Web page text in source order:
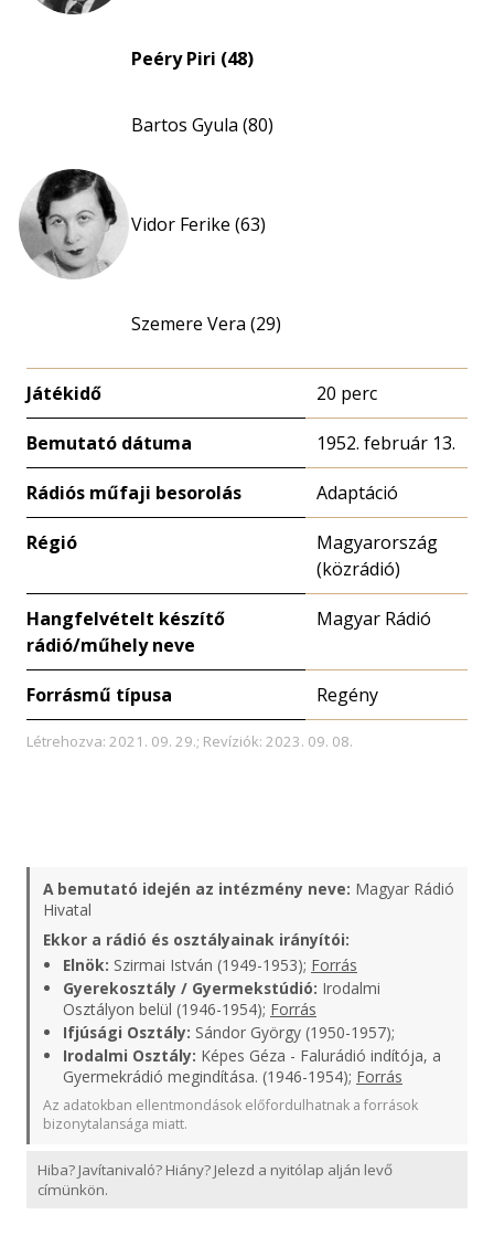
Peéry Piri (48)
Bartos Gyula (80)
Vidor Ferike (63)
Szemere Vera (29)
Játékidő 20 perc
Bemutató dátuma 1952. február 13.
Rádiós műfaji besorolás Adaptáció
Régió
Magyarország
(közrádió)
Hangfelvételt készítő
rádió/műhely neve
Magyar Rádió
Forrásmű típusa Regény
Létrehozva: 2021. 09. 29.; Revíziók: 2023. 09. 08.
A bemutató idején az intézmény neve: Magyar Rádió
Hivatal
Ekkor a rádió és osztályainak irányítói:
Elnök: Szirmai István (1949-1953); Forrás
Gyerekosztály / Gyermekstúdió: Irodalmi
Osztályon belül (1946-1954); Forrás
Ifjúsági Osztály: Sándor György (1950-1957);
Irodalmi Osztály: Képes Géza - Falurádió indítója, a
Gyermekrádió megindítása. (1946-1954); Forrás
Az adatokban ellentmondások előfordulhatnak a források
bizonytalansága miatt.
Hiba? Javítanivaló? Hiány? Jelezd a nyitólap alján levő
címünkön.